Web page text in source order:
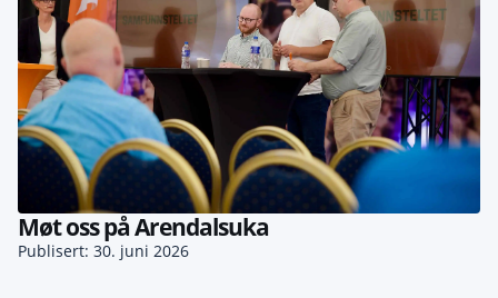
Møt oss på Arendalsuka
Publisert: 30. juni 2026